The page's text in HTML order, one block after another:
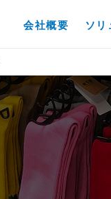
会社概要 ソリ